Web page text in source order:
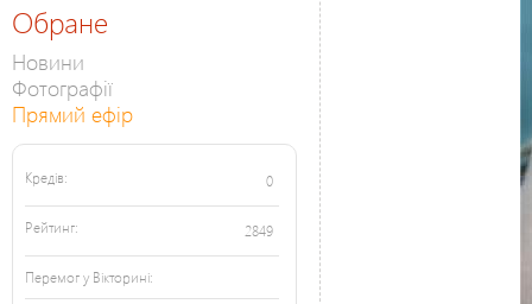
Обране
Новини
Фотографії
Прямий ефір
Кредів: 0
Рейтинг: 2849
Перемог у Вікторині: